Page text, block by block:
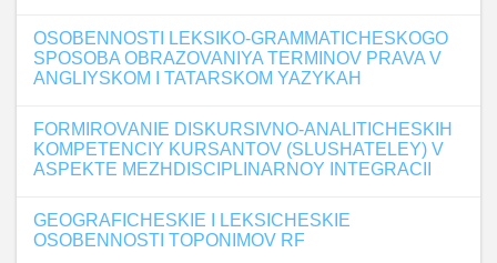
OSOBENNOSTI LEKSIKO-GRAMMATICHESKOGO
SPOSOBA OBRAZOVANIYA TERMINOV PRAVA V
ANGLIYSKOM I TATARSKOM YAZYKAH
FORMIROVANIE DISKURSIVNO-ANALITICHESKIH
KOMPETENCIY KURSANTOV (SLUSHATELEY) V
ASPEKTE MEZHDISCIPLINARNOY INTEGRACII
GEOGRAFICHESKIE I LEKSICHESKIE
OSOBENNOSTI TOPONIMOV RF